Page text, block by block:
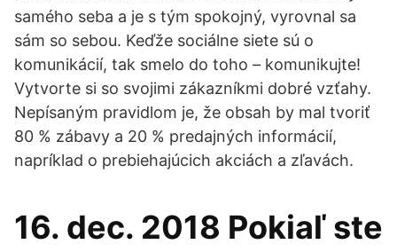
samého seba a je s tým spokojný, vyrovnal sa
sám so sebou. Keďže sociálne siete sú o
komunikácií, tak smelo do toho – komunikujte!
Vytvorte si so svojimi zákazníkmi dobré vzťahy.
Nepísaným pravidlom je, že obsah by mal tvoriť
80 % zábavy a 20 % predajných informácií,
napríklad o prebiehajúcich akciách a zľavách.
16. dec. 2018 Pokiaľ ste